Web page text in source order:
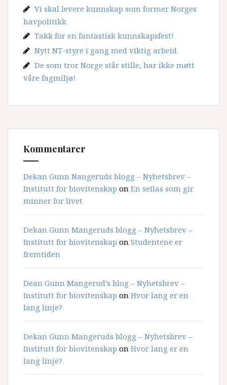
Vi skal levere kunnskap som former Norges
havpolitikk
Takk for en fantastisk kunnskapsfest!
Nytt NT-styre i gang med viktig arbeid
De som tror Norge står stille, har ikke møtt
våre fagmiljø!
Kommentarer
Dekan Gunn Nangeruds blogg – Nyhetsbrev –
Institutt for biovitenskap on En seilas som gir
minner for livet
Dekan Gunn Mangeruds blogg – Nyhetsbrev –
Institutt for biovitenskap on Studentene er
fremtiden
Dean Gunn Mangerud’s blog – Nyhetsbrev –
Institutt for biovitenskap on Hvor lang er en
lang linje?
Dekan Gunn Mangeruds blogg – Nyhetsbrev –
Institutt for biovitenskap on Hvor lang er en
lang linje?